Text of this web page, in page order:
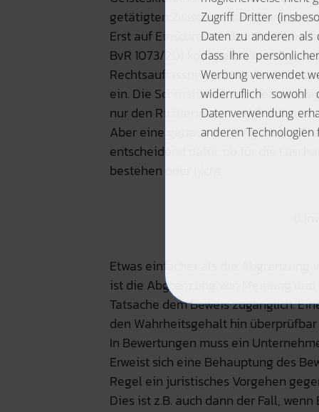
getätigten Zwischenruf im Berliner
Erst auf Einschreiten des
BvR 1073/20) korrigierte das
Rechtsauffassung und stufte diese
ein. Die Schmähkritik von der
nur den Richterinnen und Richtern
Aber eine genaue Prüfung, ob die
entscheidend dafür, ob für die
bestehen oder nicht.
Etwas einfacher als die
ist die Abgrenzung von Meinung
Tatsache dem Beweis zugänglich.
den Wahrheitsgehalt hin
In Bewertungen muss ein
Erweist sich eine Behauptung des
Regel ein juristisches Vorgehen
Dies ist z.B. auch dann der Fall,